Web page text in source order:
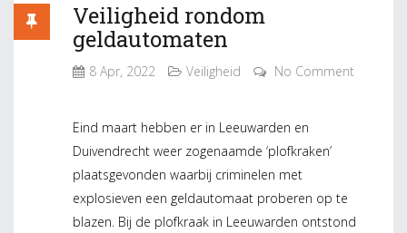
Veiligheid rondom
geldautomaten
8 Apr, 2022 Veiligheid No Comment
Eind maart hebben er in Leeuwarden en
Duivendrecht weer zogenaamde ‘plofkraken’
plaatsgevonden waarbij criminelen met
explosieven een geldautomaat proberen op te
blazen. Bij de plofkraak in Leeuwarden ontstond